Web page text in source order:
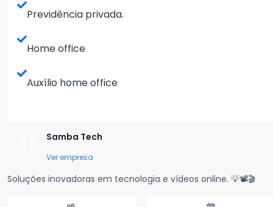
Previdência privada.
Home office
Auxílio home office
Samba Tech
Ver empresa
Soluções inovadoras em tecnologia e vídeos online. 💡📽🎬